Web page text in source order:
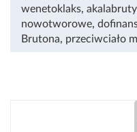
wenetoklaks,
nowotworowe,
Brutona, przeciwciało